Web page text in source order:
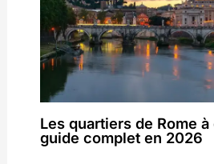
Les quartiers de Rome
guide complet en 2026